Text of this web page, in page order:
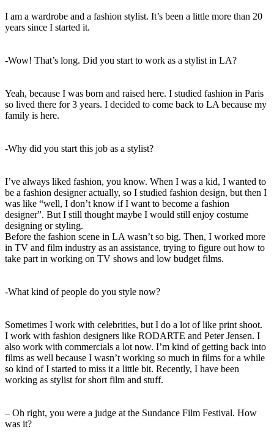
I am a wardrobe and a fashion stylist. It’s been a little more than 20
years since I started it.
-Wow! That’s long. Did you start to work as a stylist in LA?
Yeah, because I was born and raised here. I studied fashion in Paris
so lived there for 3 years. I decided to come back to LA because my
family is here.
-Why did you start this job as a stylist?
I’ve always liked fashion, you know. When I was a kid, I wanted to
be a fashion designer actually, so I studied fashion design, but then I
was like “well, I don’t know if I want to become a fashion
designer”. But I still thought maybe I would still enjoy costume
designing or styling.
Before the fashion scene in LA wasn’t so big. Then, I worked more
in TV and film industry as an assistance, trying to figure out how to
take part in working on TV shows and low budget films.
-What kind of people do you style now?
Sometimes I work with celebrities, but I do a lot of like print shoot.
I work with fashion designers like RODARTE and Peter Jensen. I
also work with commercials a lot now. I’m kind of getting back into
films as well because I wasn’t working so much in films for a while
so kind of I started to miss it a little bit. Recently, I have been
working as stylist for short film and stuff.
– Oh right, you were a judge at the Sundance Film Festival. How
was it?